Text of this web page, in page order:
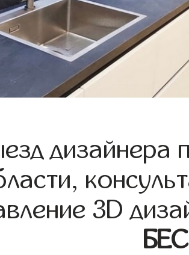
дизайнера
3D